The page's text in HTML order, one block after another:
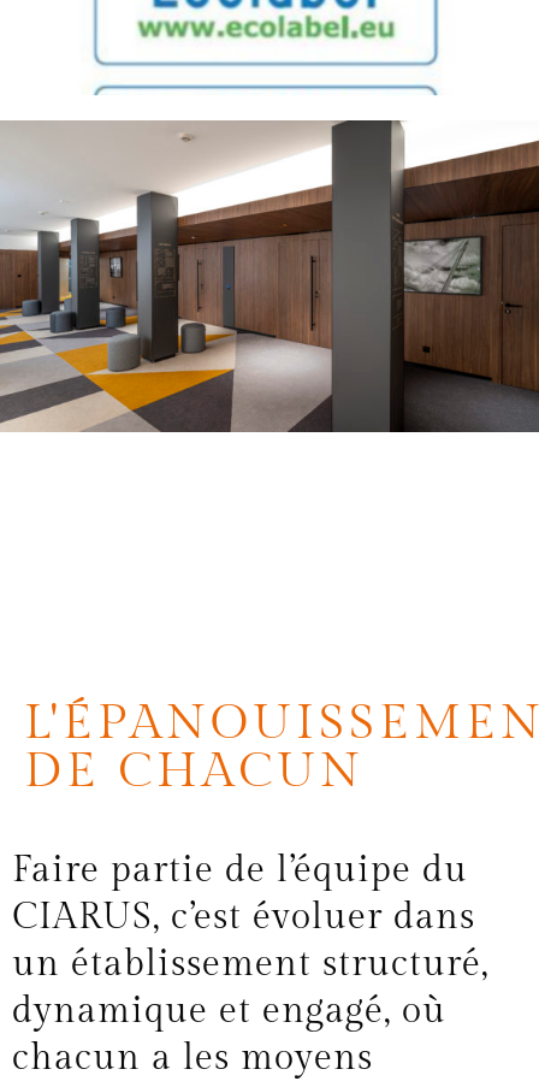
DE CHACUN
Faire partie de l’équipe du
CIARUS, c’est évoluer dans
un établissement structuré,
dynamique et engagé, où
chacun a les moyens